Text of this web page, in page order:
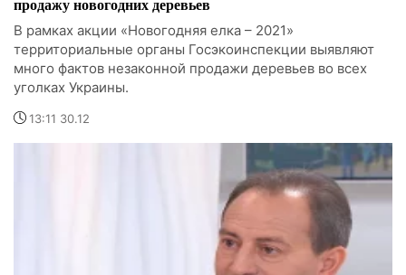
продажу новогодних деревьев
В рамках акции «Новогодняя елка – 2021»
территориальные органы Госэкоинспекции выявляют
много фактов незаконной продажи деревьев во всех
уголках Украины.
13:11 30.12